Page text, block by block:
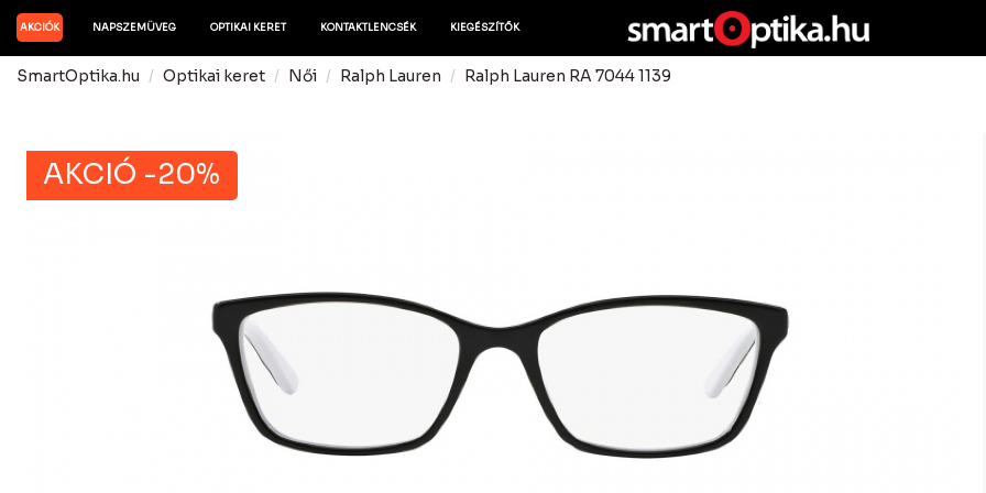
AKCIÓK NAPSZEMÜVEG OPTIKAI KERET KONTAKTLENCSÉK KIEGÉSZÍTŐK
SmartOptika.hu Optikai keret Női Ralph Lauren Ralph Lauren RA 7044 1139
AKCIÓ -20%